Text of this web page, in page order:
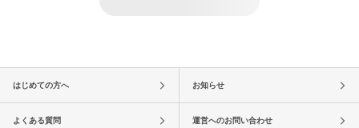
はじめての方へ お知らせ
よくある質問 運営へのお問い合わせ